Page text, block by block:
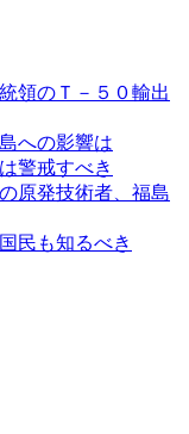
領のＴ－５０輸出
への影響は
警戒すべき
原発技術者、福島
民も知るべき